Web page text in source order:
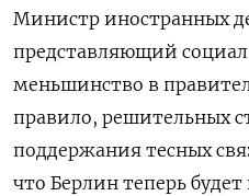
Министр иностранных
представляющий
меньшинство в
правило, решительных
поддержания тесных
что Берлин теперь будет